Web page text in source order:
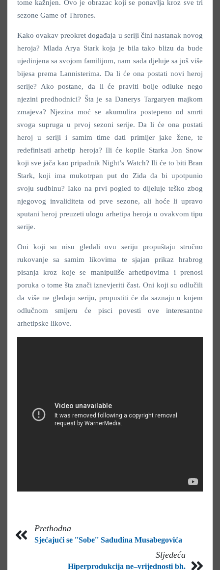
tome kažnjen. Ovo je obrazac koji se ponavlja kroz sve tri
sezone Game of Thrones.
Kako ovakav preokret događaja u seriji čini nastanak novog
heroja? Mlada Arya Stark koja je bila tako blizu da bude
ujedinjena sa svojom familijom, nam sada djeluje sa još više
bijesa prema Lannisterima. Da li će ona postati novi heroj
serije? Ako postane, da li će praviti bolje odluke nego
njezini predhodnici? Šta je sa Danerys Targaryen majkom
zmajeva? Njezina moć se akumulira postepeno od smrti
svoga supruga u prvoj sezoni serije. Da li će ona postati
heroj u seriji i samim time dati primijer jake žene, te
redefinisati arhetip heroja? Ili će kopile Starka Jon Snow
koji sve jača kao pripadnik Night’s Watch? Ili će to biti Bran
Stark, koji ima mukotrpan put do Zida da bi upotpunio
svoju sudbinu? Iako na prvi pogled to dijeluje teško zbog
njegovog invaliditeta od prve sezone, ali hoće li upravo
sputani heroj preuzeti ulogu arhetipa heroja u ovakvom tipu
serije.
Oni koji su nisu gledali ovu seriju propuštaju stručno
rukovanje sa samim likovima te sjajan prikaz hrabrog
pisanja kroz koje se manipuliše arhetipovima i prenosi
poruka o tome šta znači iznevjeriti čast. Oni koji su odlučili
da više ne gledaju seriju, propustiti će da saznaju u kojem
odlučnom smijeru će pisci povesti ove interesantne
arhetipske likove.
Prethodna
Sjećajući se ''Sobe'' Sadudina Musabegovića
Sljedeća
Hiperprodukcija ne–vrijednosti bh.